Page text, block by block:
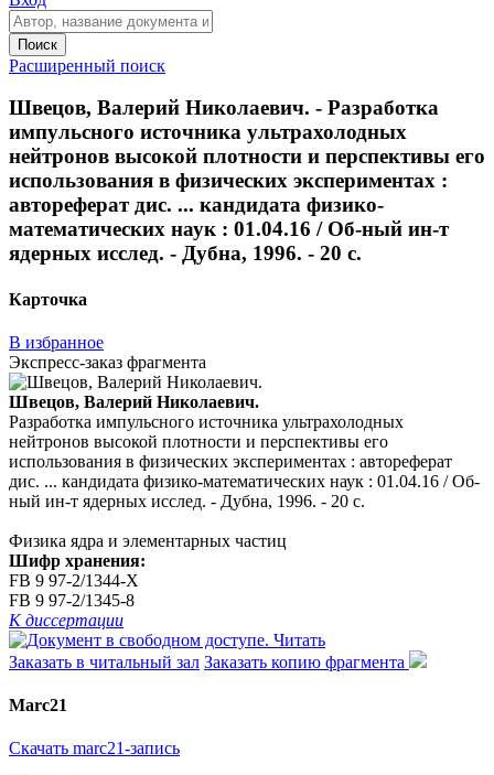
Поиск
Расширенный поиск
Швецов, Валерий Николаевич. - Разработка
импульсного источника ультрахолодных
нейтронов высокой плотности и перспективы его
использования в физических экспериментах :
автореферат дис. ... кандидата физико-
математических наук : 01.04.16 / Об-ный ин-т
ядерных исслед. - Дубна, 1996. - 20 с.
Карточка
В избранное
Экспресс-заказ фрагмента
Швецов, Валерий Николаевич.
Разработка импульсного источника ультрахолодных
нейтронов высокой плотности и перспективы его
использования в физических экспериментах : автореферат
дис. ... кандидата физико-математических наук : 01.04.16 / Об-
ный ин-т ядерных исслед. - Дубна, 1996. - 20 с.
Физика ядра и элементарных частиц
Шифр хранения:
FB 9 97-2/1344-X
FB 9 97-2/1345-8
К диссертации
Читать
Заказать в читальный зал Заказать копию фрагмента
Marc21
Скачать marc21-запись